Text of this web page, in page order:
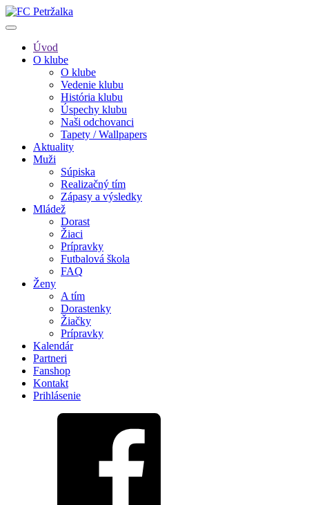
Úvod
O klube
O klube
Vedenie klubu
História klubu
Úspechy klubu
Naši odchovanci
Tapety / Wallpapers
Aktuality
Muži
Súpiska
Realizačný tím
Zápasy a výsledky
Mládež
Dorast
Žiaci
Prípravky
Futbalová škola
FAQ
Ženy
A tím
Dorastenky
Žiačky
Prípravky
Kalendár
Partneri
Fanshop
Kontakt
Prihlásenie